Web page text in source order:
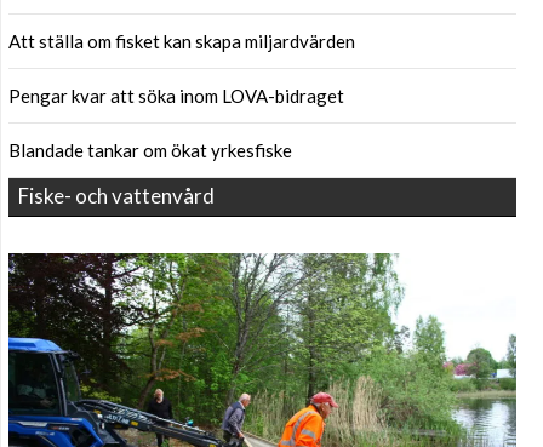
Att ställa om fisket kan skapa miljardvärden
Pengar kvar att söka inom LOVA-bidraget
Blandade tankar om ökat yrkesfiske
Fiske- och vattenvård